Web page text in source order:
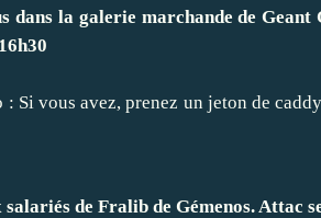
dans la galerie marchande de
: Si vous avez, prenez un jeton de
salariés de Fralib de Gémenos. Attac